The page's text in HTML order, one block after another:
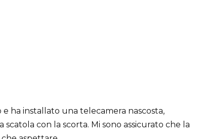
ha installato una telecamera nascosta,
con la scorta. Mi sono assicurato che la